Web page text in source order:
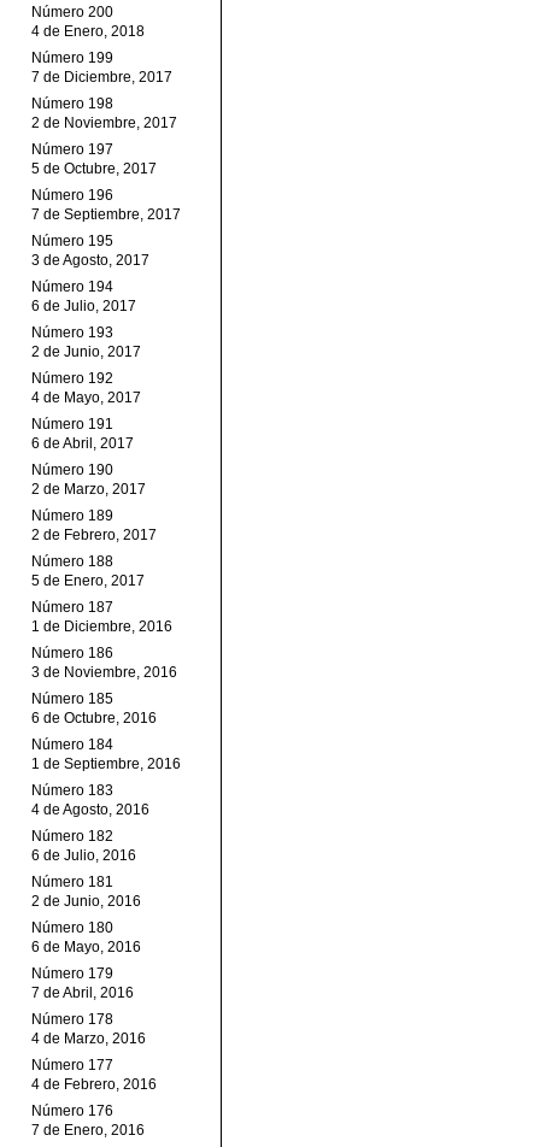
Número 200
4 de Enero, 2018
Número 199
7 de Diciembre, 2017
Número 198
2 de Noviembre, 2017
Número 197
5 de Octubre, 2017
Número 196
7 de Septiembre, 2017
Número 195
3 de Agosto, 2017
Número 194
6 de Julio, 2017
Número 193
2 de Junio, 2017
Número 192
4 de Mayo, 2017
Número 191
6 de Abril, 2017
Número 190
2 de Marzo, 2017
Número 189
2 de Febrero, 2017
Número 188
5 de Enero, 2017
Número 187
1 de Diciembre, 2016
Número 186
3 de Noviembre, 2016
Número 185
6 de Octubre, 2016
Número 184
1 de Septiembre, 2016
Número 183
4 de Agosto, 2016
Número 182
6 de Julio, 2016
Número 181
2 de Junio, 2016
Número 180
6 de Mayo, 2016
Número 179
7 de Abril, 2016
Número 178
4 de Marzo, 2016
Número 177
4 de Febrero, 2016
Número 176
7 de Enero, 2016